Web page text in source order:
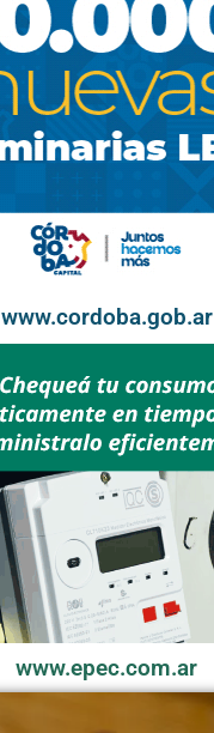
www.cordoba.gob.ar
www.epec.com.ar